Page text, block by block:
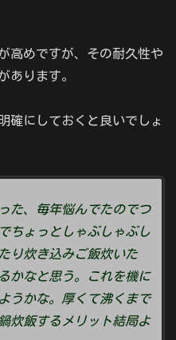
高めですが、その耐久性や
あります。
確にしておくと良いでしょ
た、毎年悩んでたのでつ
ちょっとしゃぶしゃぶし
り炊き込みご飯炊いた
かなと思う。これを機に
うかな。厚くて沸くまで
炊飯するメリット結局よ